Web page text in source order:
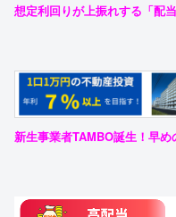
想定利回りが上振れする「配
新生事業者TAMBO誕生！早め